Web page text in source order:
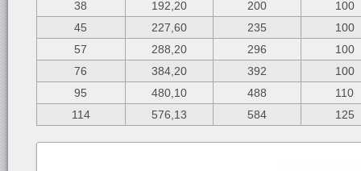
38
192,20 200
100
45
227,60 235
100
57
288,20 296
100
76
384,20 392
100
95
480,10 488
110
114
576,13 584 125